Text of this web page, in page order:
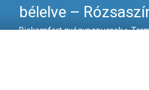
bélelve –
Biokomfort gyógypapucsok>